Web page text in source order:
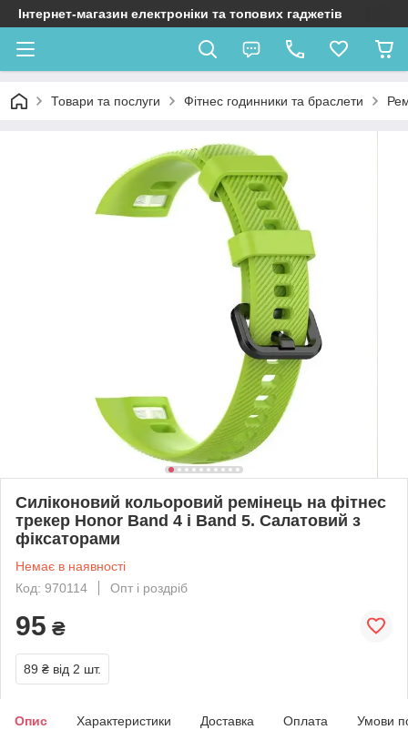
Інтернет-магазин електроніки та топових гаджетів
Товари та послуги Фітнес годинники та браслети
Силіконовий кольоровий ремінець на фітнес
трекер Honor Band 4 і Band 5. Салатовий з
фіксаторами
Немає в наявності
Код: 970114
Опт і роздріб
95 ₴
89 ₴ від 2 шт.
Опис Характеристики Доставка Оплата Умови